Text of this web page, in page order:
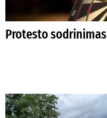
Protesto sodrinimas